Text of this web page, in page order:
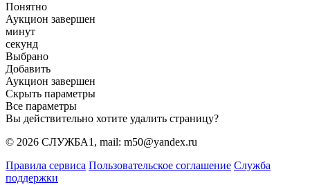
Понятно
Аукцион завершен
минут
секунд
Выбрано
Добавить
Аукцион завершен
Скрыть параметры
Все параметры
Вы действительно хотите удалить страницу?
© 2026 СЛУЖБА1, mail: m50@yandex.ru
Правила сервиса Пользовательское соглашение Служба
поддержки